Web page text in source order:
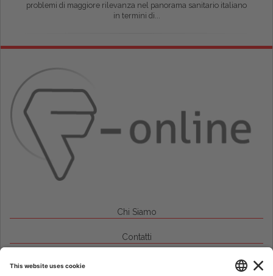
problemi di maggiore rilevanza nel panorama sanitario italiano
in termini di...
Chi Siamo
Contatti